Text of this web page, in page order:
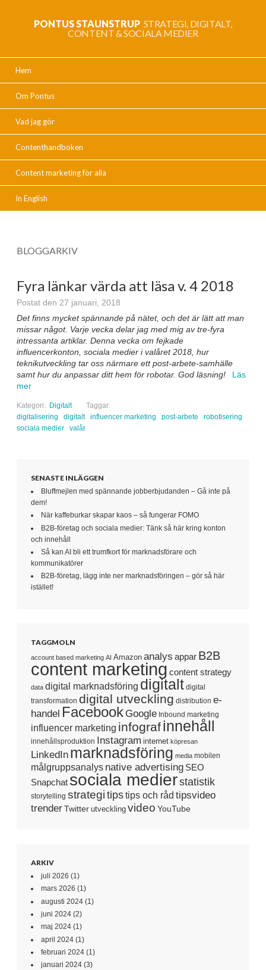
PONTUS STAUNSTRUP STRATEGI, DIGITALT,
CONTENT & SOCIALA MEDIER
Hem
Om Pontus
Vad jag gör
Contenthandboken
Content marketing för alla
In English
BLOGGARKIV
Fyra länkar värda att läsa v. 4 2018
Postat den 27 januari, 2018
Det finns mycket spännande på nätet, och det är lätt att man
missar något. Varje vecka delar jag med mig av tre-fyra
intressanta artiklar. Denna vecka om fejkade
influencerkonton, sociala medier i valåret 2018, hur
teknikutveckling tar oss närmare ett post-arbete-samhälle
samt hur du anpassar ditt hem för robotar. God läsning!
Läs
mer
Kategori: Digitalt
Taggar:
digitalisering
digitalt influencer marketing post-arbete
robotisering
sociala medier
valår
SENASTE INLÄGGEN
Bluffmejlen med spännande jobberbjudanden – Gå inte på
dem!
När kaffeburkar skapar kaos – så fungerar FOMO
B2B-företag och sociala medier: Tänk så här kring konton
och innehåll
Så kan AI bli ett trumfkort för marknadsförare och
kommunikatörer
B2B-företag, lägg inte ner marknadsföringen – gör så här
istället!
TAGGMOLN
account based marketing AI Amazon analys appar B2B
content marketing content strategy
data digital marknadsföring digitalt digital
transformation digital utveckling distribution e-
handel Facebook Google Inbound marketing
influencer marketing infografinnehåll
innehållsproduktion Instagram internet köpresan
LinkedIn marknadsföring media mobilen
målgruppsanalys native advertising SEO
Snapchat sociala medierstatistik
storytelling strategi tipstips och råd tipsvideo
trenderTwitter utveckling video YouTube
ARKIV
juli 2026 (1)
mars 2026 (1)
augusti 2024 (1)
juni 2024 (2)
maj 2024 (1)
april 2024 (1)
februari 2024 (1)
januari 2024 (3)